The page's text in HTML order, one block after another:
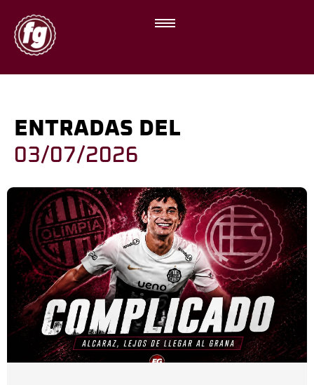
ENTRADAS DEL
03/07/2026